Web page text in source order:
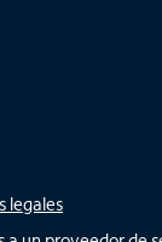
legales